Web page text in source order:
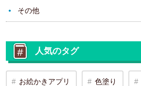
その他
人気のタグ
お絵かきアプリ 色塗り